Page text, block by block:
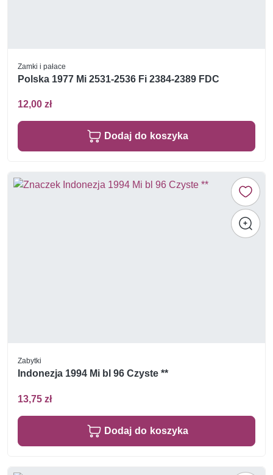
Zamki i pałace
Polska 1977 Mi 2531-2536 Fi 2384-2389 FDC
12,00 zł
Dodaj do koszyka
Zabytki
Indonezja 1994 Mi bl 96 Czyste **
13,75 zł
Dodaj do koszyka